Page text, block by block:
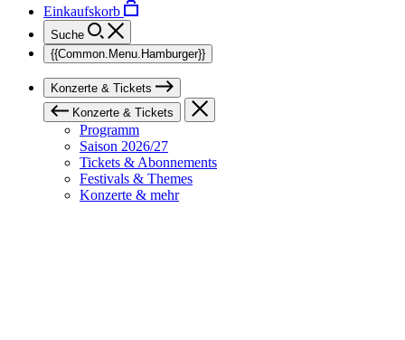
Einkaufskorb
Suche
{{Common.Menu.Hamburger}}
Konzerte & Tickets
Konzerte & Tickets
Programm
Saison 2026/27
Tickets & Abonnements
Festivals & Themes
Konzerte & mehr